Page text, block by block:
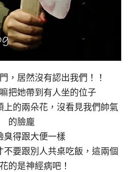
，居然沒有認出我們！！
把她帶到有人坐的位子
上的兩朵花，沒看見我們帥氣
的臉龐
臭得跟大便一樣
不要跟別人共桌吃飯，這兩個
的是神經病吧！